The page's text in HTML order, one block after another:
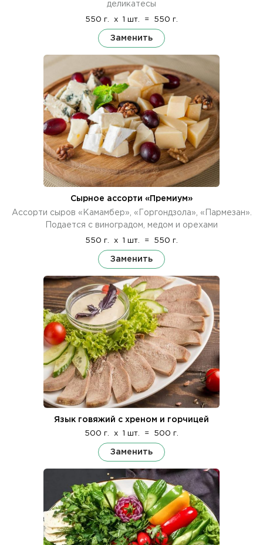
деликатесы
550 г. x 1 шт. = 550 г.
Заменить
Сырное ассорти «Премиум»
Ассорти сыров «Камамбер», «Горгондзола», «Пармезан».
Подается с виноградом, медом и орехами
550 г. x 1 шт. = 550 г.
Заменить
Язык говяжий с хреном и горчицей
500 г. x 1 шт. = 500 г.
Заменить